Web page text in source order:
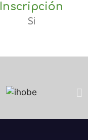
Inscripción
Si